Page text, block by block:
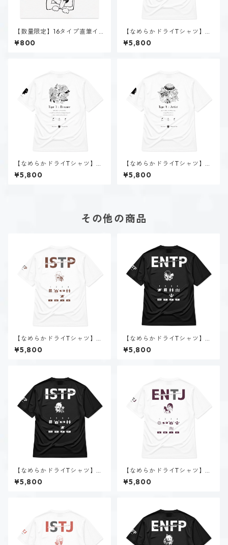
【数量限定】16タイプ直筆イ
ラスト
¥800
【なめらかドライTシャツ】タ
イプ１-正す人（ホーリー）｜
ホワイト
¥5,800
【なめらかドライTシャツ】タ
イプ３-求める人（ホーリー）
｜ホワイト
¥5,800
【なめらかドライTシャツ】タ
イプ４-感じる人（ホーリー）
｜ホワイト
¥5,800
その他の商品
【なめらかドライTシャツ】黒
ヶ根 匠（ISTP）｜ホワイト
¥5,800
【なめらかドライTシャツ】深
海 千智（ENTP）｜ブラック
¥5,800
【なめらかドライTシャツ】黒
ヶ根 匠（ISTP）｜ブラック
¥5,800
【なめらかドライTシャツ】美
帝 クロエ（ENTJ）｜ホワイト
¥5,800